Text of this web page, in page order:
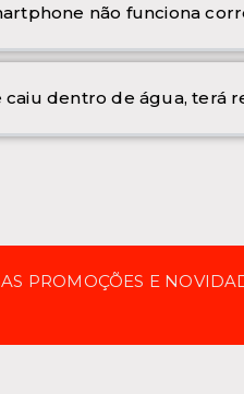
não funciona
dentro de água, terá
PROMOÇÕES E